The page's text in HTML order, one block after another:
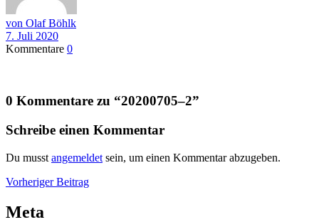
von Olaf Böhlk
7. Juli 2020
Kommentare 0
0 Kommentare zu “20200705–2”
Schreibe einen Kommentar
Du musst angemeldet sein, um einen Kommentar abzugeben.
Beitragsnavigation
Vorheriger BeitragVorheriger
Meta